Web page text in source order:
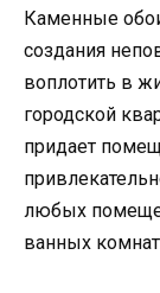
Каменные
создания
воплотить в
городской
придает
любых
ванных